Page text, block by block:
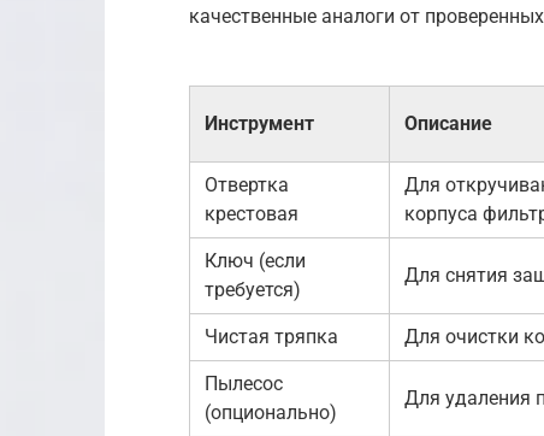
качественные аналоги от
Инструмент Описание
Отвертка
крестовая
Для
корпуса
Ключ (если
требуется)
Для снятия
Чистая тряпка Для очистки
Пылесос
(опционально)
Для удаления